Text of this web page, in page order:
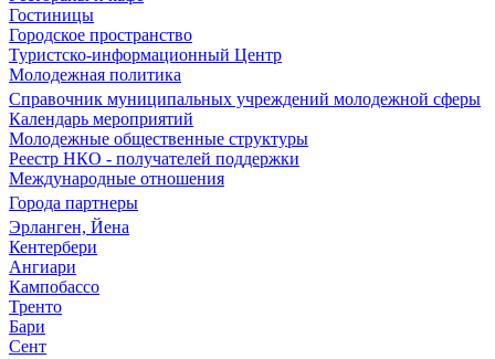
Гостиницы
Городское пространство
Туристско-информационный Центр
Молодежная политика
Справочник муниципальных учреждений молодежной сферы
Календарь мероприятий
Молодежные общественные структуры
Реестр НКО - получателей поддержки
Международные отношения
Города партнеры
Эрланген, Йена
Кентербери
Ангиари
Кампобассо
Тренто
Бари
Сент